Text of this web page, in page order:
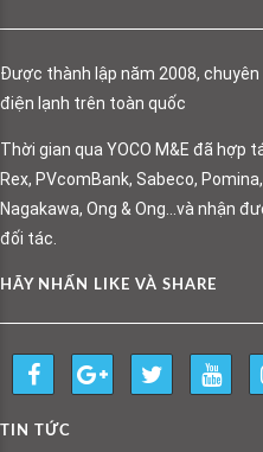
Được thành lập năm 2008,
điện lạnh trên toàn quốc
Thời gian qua YOCO M&E đã hợp
Rex, PVcomBank, Sabeco,
Nagakawa, Ong & Ong…và nhận
đối tác.
HÃY NHẤN LIKE VÀ SHARE
TIN TỨC